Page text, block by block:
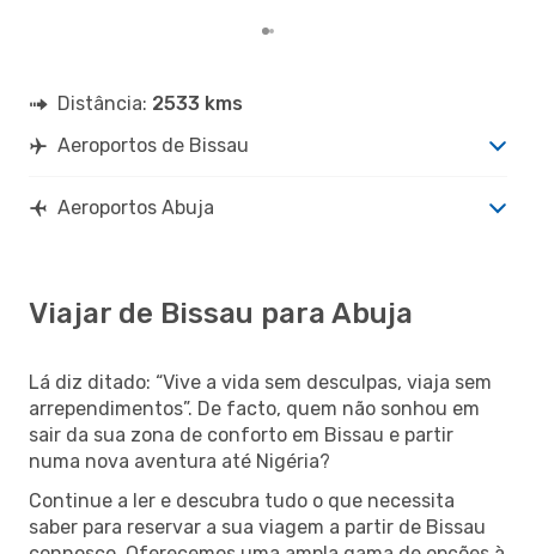
Distância: 2533 kms
Aeroportos de Bissau
Aeroportos Abuja
Viajar de Bissau para Abuja
Lá diz ditado: “Vive a vida sem desculpas, viaja sem
arrependimentos”. De facto, quem não sonhou em
sair da sua zona de conforto em Bissau e partir
numa nova aventura até Nigéria?
Continue a ler e descubra tudo o que necessita
saber para reservar a sua viagem a partir de Bissau